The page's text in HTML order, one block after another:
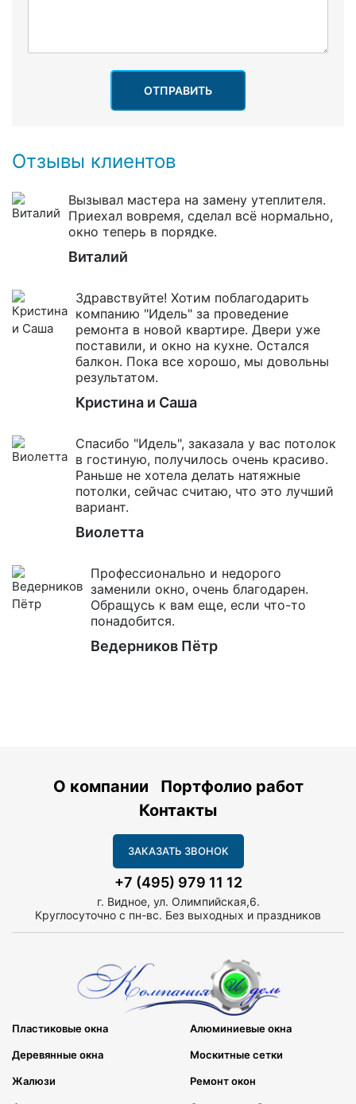
ОТПРАВИТЬ
Отзывы клиентов
Вызывал мастера на замену утеплителя.
Приехал вовремя, сделал всё нормально,
окно теперь в порядке.
Виталий
Здравствуйте! Хотим поблагодарить
компанию "Идель" за проведение
ремонта в новой квартире. Двери уже
поставили, и окно на кухне. Остался
балкон. Пока все хорошо, мы довольны
результатом.
Кристина и Саша
Спасибо "Идель", заказала у вас потолок
в гостиную, получилось очень красиво.
Раньше не хотела делать натяжные
потолки, сейчас считаю, что это лучший
вариант.
Виолетта
Профессионально и недорого
заменили окно, очень благодарен.
Обращусь к вам еще, если что-то
понадобится.
Ведерников Пётр
О компании
Портфолио работ
Контакты
ЗАКАЗАТЬ ЗВОНОК
+7 (495) 979 11 12
г. Видное, ул. Олимпийская,6.
Круглосуточно с пн-вс. Без выходных и праздников
Пластиковые окна Алюминиевые окна
Деревянные окна Москитные сетки
Жалюзи Ремонт окон